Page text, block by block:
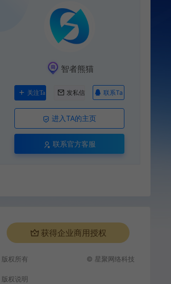
智者熊猫
关注Ta 发私信 联系Ta
进入TA的主页
联系官方客服
获得企业商用授权
版权所有 © 星聚网络科技
版权说明